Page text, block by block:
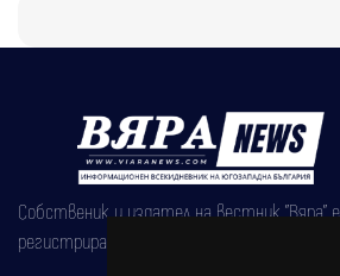
Собственик и издател на вестник "Вяра"
регистрирана на 08.05.2002 година.